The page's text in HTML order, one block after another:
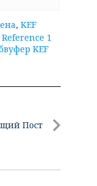
, KEF
Reference 1
KEF
Пост